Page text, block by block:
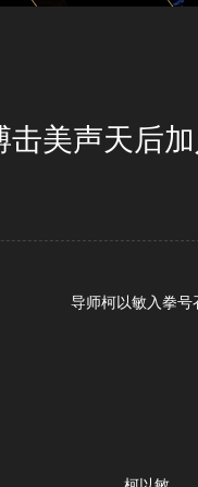
美声天后
导师柯以敏入拳号